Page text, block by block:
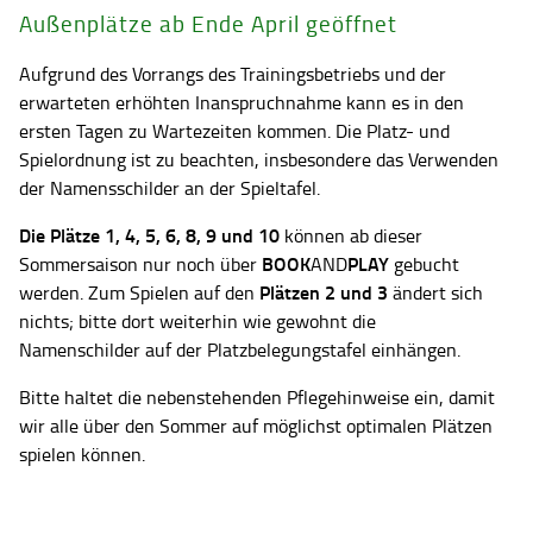
Außenplätze ab Ende April geöffnet
Aufgrund des Vorrangs des Trainingsbetriebs und der
erwarteten erhöhten Inanspruchnahme kann es in den
ersten Tagen zu Wartezeiten kommen. Die Platz- und
Spielordnung ist zu beachten, insbesondere das Verwenden
der Namensschilder an der Spieltafel.
Die Plätze 1, 4, 5, 6, 8, 9 und 10 können ab dieser
Sommersaison nur noch über BOOKANDPLAY gebucht
werden. Zum Spielen auf den Plätzen 2 und 3 ändert sich
nichts; bitte dort weiterhin wie gewohnt die
Namenschilder auf der Platzbelegungstafel einhängen.
Bitte haltet die nebenstehenden Pflegehinweise ein, damit
wir alle über den Sommer auf möglichst optimalen Plätzen
spielen können.